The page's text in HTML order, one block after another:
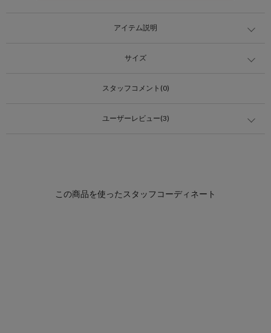
アイテム説明
サイズ
スタッフコメント(0)
ユーザーレビュー(3)